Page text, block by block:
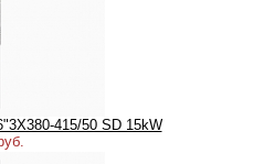
415/50 SD 15kW